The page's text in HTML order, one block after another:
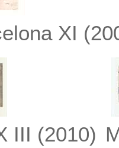
XI
III (2010)